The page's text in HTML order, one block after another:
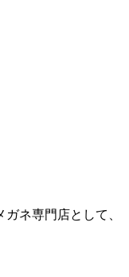
ネ専門店として、